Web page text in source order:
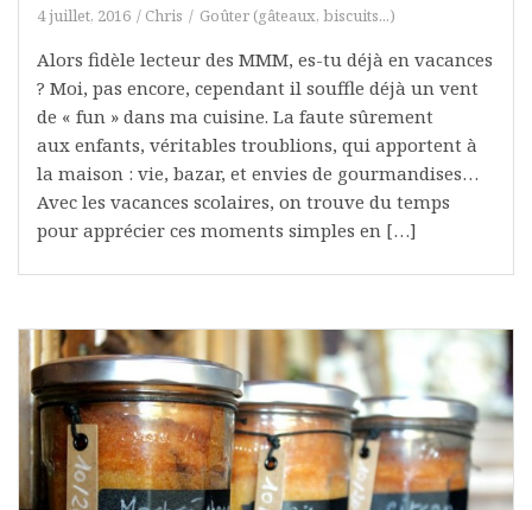
4 juillet, 2016 Chris Goûter (gâteaux, biscuits...)
Alors fidèle lecteur des MMM, es-tu déjà en vacances
? Moi, pas encore, cependant il souffle déjà un vent
de « fun » dans ma cuisine. La faute sûrement
aux enfants, véritables troublions, qui apportent à
la maison : vie, bazar, et envies de gourmandises…
Avec les vacances scolaires, on trouve du temps
pour apprécier ces moments simples en […]